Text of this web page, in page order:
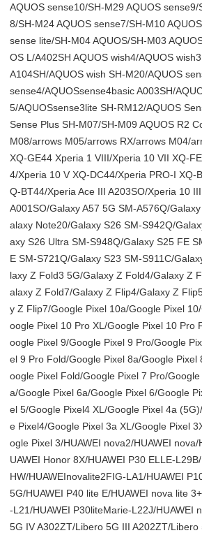
AQUOS sense10/SH-M29 AQUOS
8/SH-M24 AQUOS sense7/SH-M10
sense lite/SH-M04 AQUOS/SH-M03
OS L/A402SH AQUOS wish4/AQUOS
A104SH/AQUOS wish SH-M20/AQUOS
sense4/AQUOSsense4basic A003SH/
5/AQUOSsense3lite SH-RM12/AQUOS
Sense Plus SH-M07/SH-M09 AQUOS R2
M08/arrows M05/arrows RX/arrows M04/
XQ-GE44 Xperia 1 VIII/Xperia 10 VII XQ-
4/Xperia 10 V XQ-DC44/Xperia PRO-I XQ-
Q-BT44/Xperia Ace III A203SO/Xperia 10
A001SO/Galaxy A57 5G SM-A576Q/
alaxy Note20/Galaxy S26 SM-S942Q/
axy S26 Ultra SM-S948Q/Galaxy S25 FE
E SM-S721Q/Galaxy S23 SM-S911C/
laxy Z Fold3 5G/Galaxy Z Fold4/Galaxy Z
alaxy Z Fold7/Galaxy Z Flip4/Galaxy Z
y Z Flip7/Google Pixel 10a/Google Pixel
oogle Pixel 10 Pro XL/Google Pixel 10 Pro
oogle Pixel 9/Google Pixel 9 Pro/Google
el 9 Pro Fold/Google Pixel 8a/Google Pixel
oogle Pixel Fold/Google Pixel 7 Pro/
a/Google Pixel 6a/Google Pixel 6/Google
el 5/Google Pixel4 XL/Google Pixel 4a
e Pixel4/Google Pixel 3a XL/Google Pixel
ogle Pixel 3/HUAWEI nova2/HUAWEI nova/
UAWEI Honor 8X/HUAWEI P30 ELLE-
HW/HUAWEInovalite2FIG-LA1/HUAWEI
5G/HUAWEI P40 lite E/HUAWEI nova lite
-L21/HUAWEI P30liteMarie-L22J/HUAWEI
5G IV A302ZT/Libero 5G III A202ZT/